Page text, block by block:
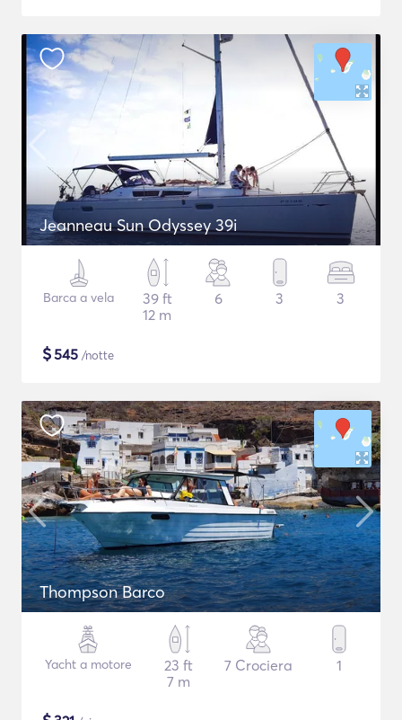
Jeanneau Sun Odyssey 39i
Barca a vela
39 ft
12 m
6 3 3
$545 /notte
Thompson Barco
Yacht a motore
23 ft
7 m
7 Crociera 1